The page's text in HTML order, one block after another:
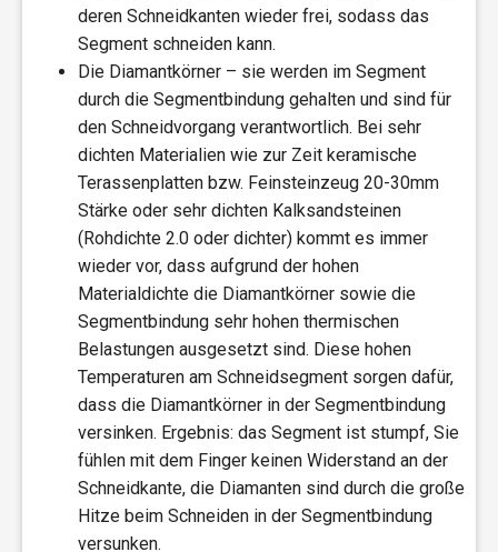
deren Schneidkanten wieder frei, sodass das
Segment schneiden kann.
Die Diamantkörner – sie werden im Segment
durch die Segmentbindung gehalten und sind für
den Schneidvorgang verantwortlich. Bei sehr
dichten Materialien wie zur Zeit keramische
Terassenplatten bzw. Feinsteinzeug 20-30mm
Stärke oder sehr dichten Kalksandsteinen
(Rohdichte 2.0 oder dichter) kommt es immer
wieder vor, dass aufgrund der hohen
Materialdichte die Diamantkörner sowie die
Segmentbindung sehr hohen thermischen
Belastungen ausgesetzt sind. Diese hohen
Temperaturen am Schneidsegment sorgen dafür,
dass die Diamantkörner in der Segmentbindung
versinken. Ergebnis: das Segment ist stumpf, Sie
fühlen mit dem Finger keinen Widerstand an der
Schneidkante, die Diamanten sind durch die große
Hitze beim Schneiden in der Segmentbindung
versunken.